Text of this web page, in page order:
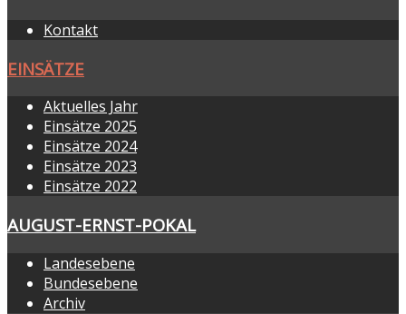
Kontakt
EINSÄTZE
Aktuelles Jahr
Einsätze 2025
Einsätze 2024
Einsätze 2023
Einsätze 2022
AUGUST-ERNST-POKAL
Landesebene
Bundesebene
Archiv